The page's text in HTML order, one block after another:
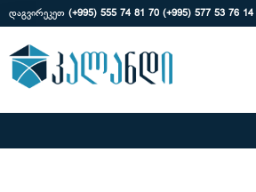
დაგვირეკეთ (+995) 555 74 81 70 (+995) 577 53 76 14